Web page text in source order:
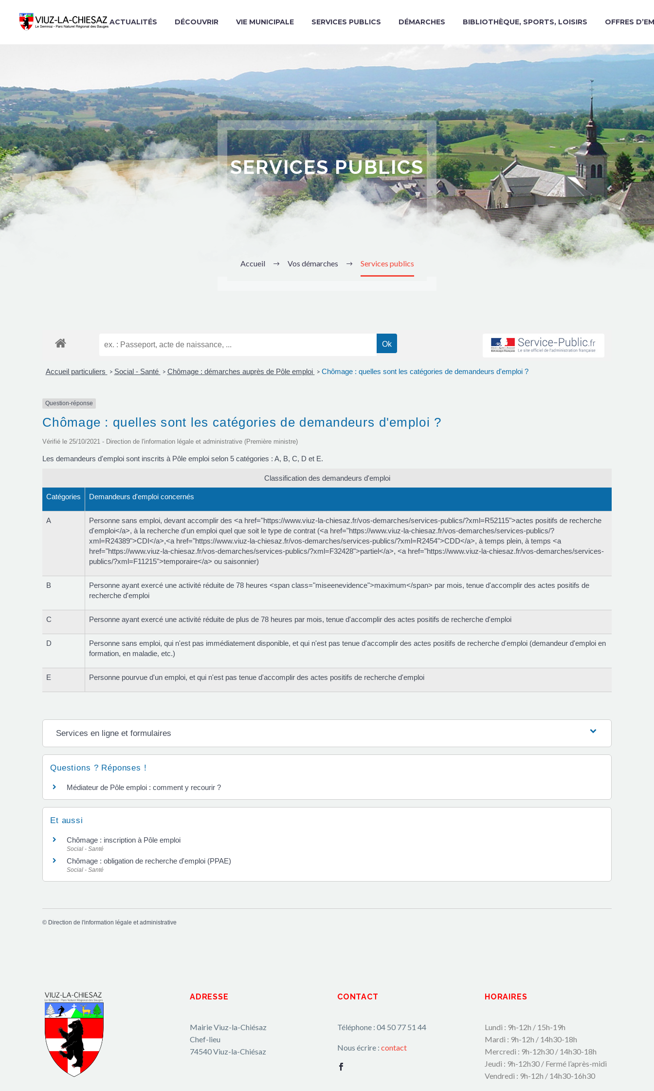
ACTUALITÉS DÉCOUVRIR VIE MUNICIPALE SERVICES PUBLICS DÉMARCHES BIBLIOTHÈQUE, SPORTS, LOISIRS OFFRES
SERVICES PUBLICS
Accueil Vos démarches Services publics
Accueil particuliers > Social - Santé > Chômage : démarches auprès de Pôle emploi > Chômage : quelles sont les catégories de demandeurs d'emploi ?
Question-réponse
Chômage : quelles sont les catégories de demandeurs d'emploi ?
Vérifié le 25/10/2021 - Direction de l'information légale et administrative (Première ministre)
Les demandeurs d'emploi sont inscrits à Pôle emploi selon 5 catégories : A, B, C, D et E.
Classification des demandeurs d'emploi
Catégories Demandeurs d'emploi concernés
A
Personne sans emploi, devant accomplir des <a href="https://www.viuz-la-chiesaz.fr/vos-demarches/services-publics/?xml=R52115">actes positifs de recherche
d'emploi</a>, à la recherche d'un emploi quel que soit le type de contrat (<a href="https://www.viuz-la-chiesaz.fr/vos-demarches/services-publics/?
xml=R24389">CDI</a>,<a href="https://www.viuz-la-chiesaz.fr/vos-demarches/services-publics/?xml=R2454">CDD</a>, à temps plein, à temps <a
href="https://www.viuz-la-chiesaz.fr/vos-demarches/services-publics/?xml=F32428">partiel</a>, <a href="https://www.viuz-la-chiesaz.fr/vos-demarches/services-
publics/?xml=F11215">temporaire</a> ou saisonnier)
B
Personne ayant exercé une activité réduite de 78 heures <span class="miseenevidence">maximum</span> par mois, tenue d'accomplir des actes positifs de
recherche d'emploi
C Personne ayant exercé une activité réduite de plus de 78 heures par mois, tenue d'accomplir des actes positifs de recherche d'emploi
D
Personne sans emploi, qui n'est pas immédiatement disponible, et qui n'est pas tenue d'accomplir des actes positifs de recherche d'emploi (demandeur d'emploi en
formation, en maladie, etc.)
E Personne pourvue d'un emploi, et qui n'est pas tenue d'accomplir des actes positifs de recherche d'emploi
Services en ligne et formulaires
Questions ? Réponses !
Médiateur de Pôle emploi : comment y recourir ?
Et aussi
Chômage : inscription à Pôle emploi
Social - Santé
Chômage : obligation de recherche d'emploi (PPAE)
Social - Santé
© Direction de l'information légale et administrative
ADRESSE
Mairie Viuz-la-Chiésaz
Chef-lieu
74540 Viuz-la-Chiésaz
CONTACT
Téléphone : 04 50 77 51 44
Nous écrire : contact
HORAIRES
Lundi : 9h-12h / 15h-19h
Mardi : 9h-12h / 14h30-18h
Mercredi : 9h-12h30 / 14h30-18h
Jeudi : 9h-12h30 / Fermé l’après-midi
Vendredi : 9h-12h / 14h30-16h30